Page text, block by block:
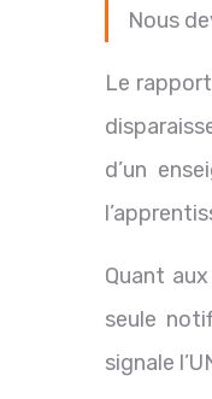
Nous
Le
d’un
Quant
seule
signale